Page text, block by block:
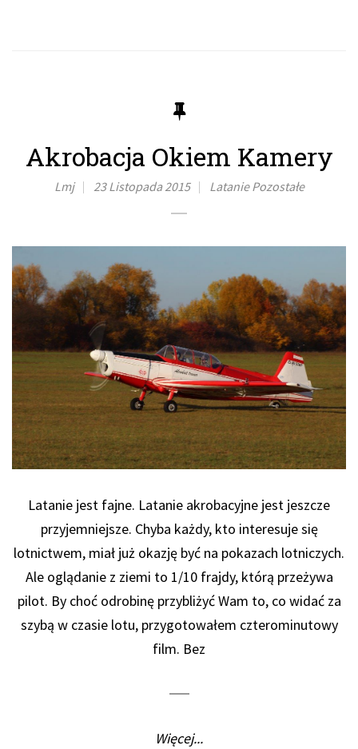
Akrobacja Okiem Kamery
Lmj 23 Listopada 2015 Latanie Pozostałe
Latanie jest fajne. Latanie akrobacyjne jest jeszcze
przyjemniejsze. Chyba każdy, kto interesuje się
lotnictwem, miał już okazję być na pokazach lotniczych.
Ale oglądanie z ziemi to 1/10 frajdy, którą przeżywa
pilot. By choć odrobinę przybliżyć Wam to, co widać za
szybą w czasie lotu, przygotowałem czterominutowy
film. Bez
Więcej...